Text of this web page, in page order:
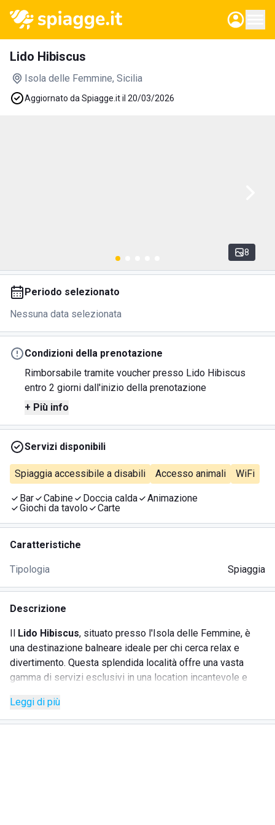
Lido Hibiscus
Isola delle Femmine, Sicilia
Aggiornato da Spiagge.it il 20/03/2026
8
Periodo selezionato
Nessuna data selezionata
Condizioni della prenotazione
Rimborsabile tramite voucher presso Lido Hibiscus
entro 2 giorni dall'inizio della prenotazione
+ Più info
Servizi disponibili
Spiaggia accessibile a disabili Accesso animali WiFi
Bar Cabine Doccia calda
Animazione
Giochi da tavolo
Carte
Caratteristiche
Tipologia Spiaggia
Descrizione
Il Lido Hibiscus, situato presso l'Isola delle Femmine, è
una destinazione balneare ideale per chi cerca relax e
divertimento. Questa splendida località offre una vasta
gamma di servizi esclusivi in una location incantevole e
SERVIZI
Leggi di più